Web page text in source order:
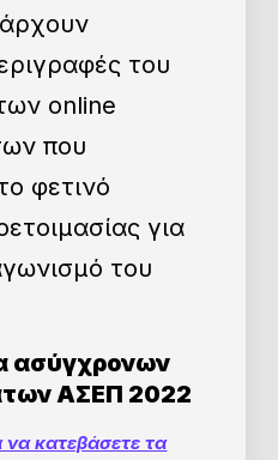
του
online
που
φετινό
για
του
ασύγχρονων
ΑΣΕΠ 2022
κατεβάσετε τα